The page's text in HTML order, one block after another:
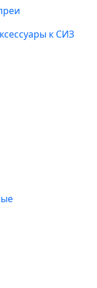
к СИЗ